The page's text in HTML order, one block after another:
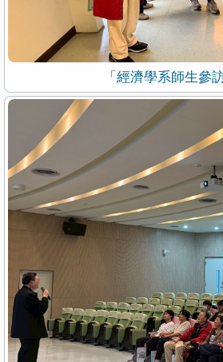
「經濟學系師生參